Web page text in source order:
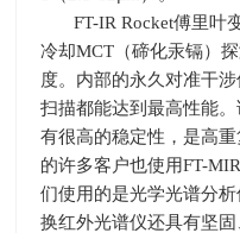
FT-IRRocket傅里叶
冷却MCT （碲化汞镉）
度。内部的永久对准干
扫描都能达到最高性能
有很高的稳定性，是高
的许多客户也使用FT-
们使用的是光学光谱分
换红外光谱仪还具有坚